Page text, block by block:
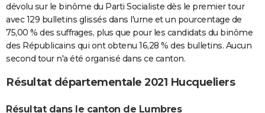
dévolu sur le binôme du Parti Socialiste dès le premier tour
avec 129 bulletins glissés dans l'urne et un pourcentage de
75,00 % des suffrages, plus que pour les candidats du binôme
des Républicains qui ont obtenu 16,28 % des bulletins. Aucun
second tour n'a été organisé dans ce canton.
Résultat départementale 2021 Hucqueliers
Résultat dans le canton de Lumbres